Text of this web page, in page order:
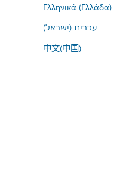
Ελληνικά (Ελλάδα)
עברית (ישראל)
中文(中国)